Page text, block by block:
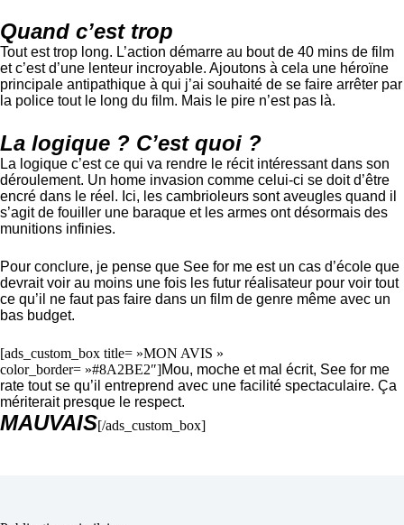
Quand c’est trop
Tout est trop long. L’action démarre au bout de 40 mins de film
et c’est d’une lenteur incroyable. Ajoutons à cela une héroïne
principale antipathique à qui j’ai souhaité de se faire arrêter par
la police tout le long du film. Mais le pire n’est pas là.
La logique ? C’est quoi ?
La logique c’est ce qui va rendre le récit intéressant dans son
déroulement. Un home invasion comme celui-ci se doit d’être
encré dans le réel. Ici, les cambrioleurs sont aveugles quand il
s’agit de fouiller une baraque et les armes ont désormais des
munitions infinies.
Pour conclure, je pense que See for me est un cas d’école que
devrait voir au moins une fois les futur réalisateur pour voir tout
ce qu’il ne faut pas faire dans un film de genre même avec un
bas budget.
[ads_custom_box title= »MON AVIS »
color_border= »#8A2BE2″]Mou, moche et mal écrit, See for me
rate tout se qu’il entreprend avec une facilité spectaculaire. Ça
mériterait presque le respect.
MAUVAIS[/ads_custom_box]